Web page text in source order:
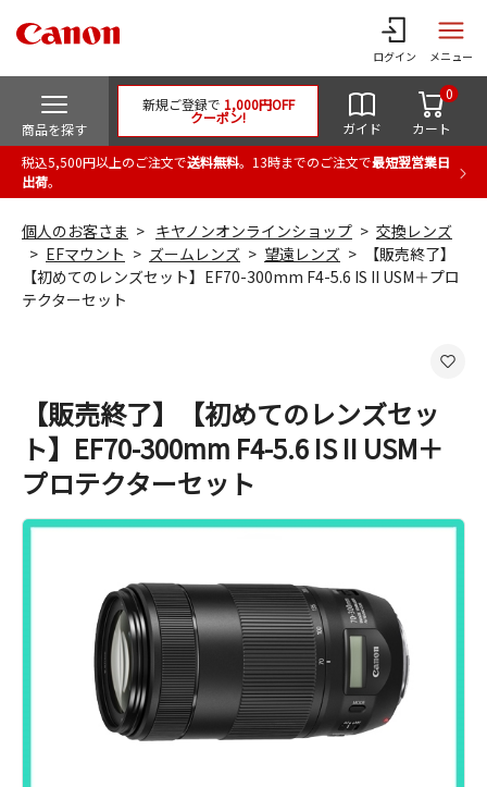
ログイン メニュー
商品を探す
新規ご登録で 1,000円OFF
クーポン!
ガイド カート
0
税込5,500円以上のご注文で送料無料。13時までのご注文で最短翌営業日
出荷。
個人のお客さま キヤノンオンラインショップ
交換レンズ
EFマウント
ズームレンズ 望遠レンズ
【販売終了】
【初めてのレンズセット】EF70-300mm F4-5.6 IS II USM＋プロ
テクターセット
【販売終了】【初めてのレンズセッ
ト】EF70-300mm F4-5.6 IS II USM＋
プロテクターセット